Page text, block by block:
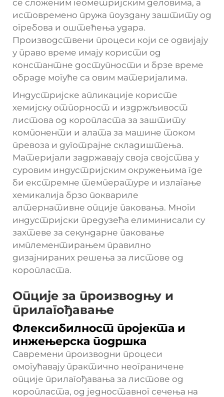
се сложеним геометријским деловима, а
истовремено пружа поуздану заштиту од
огребова и оштећења удара.
Производствени процеси који се одвијају
у право време имају користи од
константне доступности и брзе време
обраде могуће са овим материјалима.
Индустријске апликације користе
хемијску отпорност и издржљивост
листова од коропласта за заштиту
компоненти и алата за машине током
превоза и дуготрајне складиштења.
Материјали задржавају своја својства у
суровим индустријским окружењима где
би екстремне температуре и излагање
хемикалија брзо поквариле
алтернативне опције паковања. Многи
индустријски предузећа елиминисали су
захтеве за секундарне паковање
имплементирањем правилно
дизајнираних решења за листове од
коропласта.
Опције за производњу и
прилагођавање
Флексибилност пројекта и
инжењерска подршка
Савремени производни процеси
омогућавају практично неограничене
опције прилагођавања за листове од
коропласта, од једноставног сечења на